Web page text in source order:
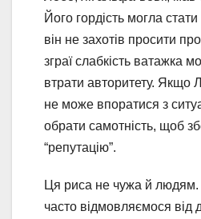
Його гордість могла
він не захотів просити
зграї слабкість ватажка
втрати авторитету. Якщо
не може впоратися з
обрати самотність, щоб
“репутацію”.
Ця риса не чужа й людям.
часто відмовляємося від